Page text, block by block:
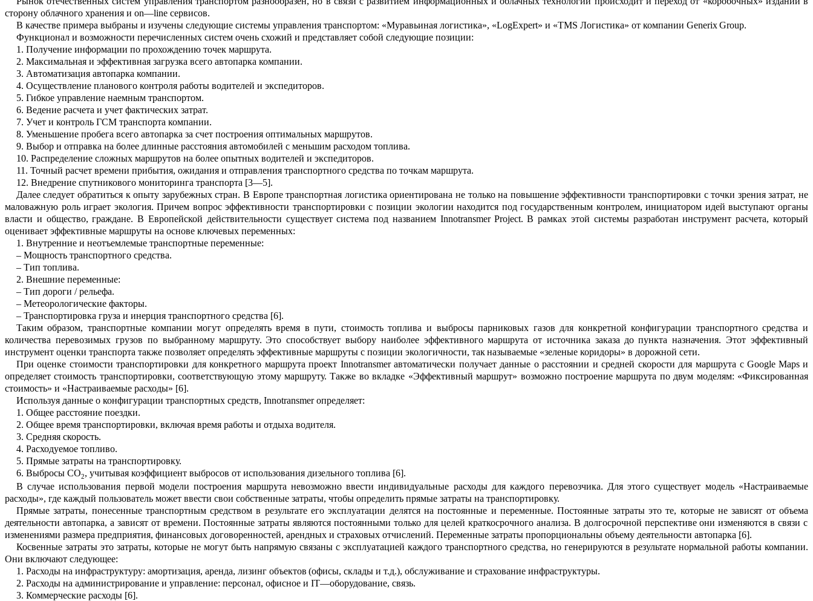
сторону облачного хранения и on—line сервисов.
В качестве примера выбраны и изучены следующие системы управления транспортом: «Муравьиная логистика», «LogExpert» и «TMS Логистика» от компании GenerixGroup.
Функционал и возможности перечисленных систем очень схожий и представляет собой следующие позиции:
1. Получение информации по прохождению точек маршрута.
2. Максимальная и эффективная загрузка всего автопарка компании.
3. Автоматизация автопарка компании.
4. Осуществление планового контроля работы водителей и экспедиторов.
5. Гибкое управление наемным транспортом.
6. Ведение расчета и учет фактических затрат.
7. Учет и контроль ГСМ транспорта компании.
8. Уменьшение пробега всего автопарка за счет построения оптимальных маршрутов.
9. Выбор и отправка на более длинные расстояния автомобилей с меньшим расходом топлива.
10. Распределение сложных маршрутов на более опытных водителей и экспедиторов.
11. Точный расчет времени прибытия, ожидания и отправления транспортного средства по точкам маршрута.
12. Внедрение спутникового мониторинга транспорта [3—5].
Далее следует обратиться к опыту зарубежных стран.В Европе транспортная логистика ориентирована не только на повышение эффективности транспортировки с точки зрения затрат, не
маловажную роль играет экология. Причем вопрос эффективности транспортировки с позиции экологии находится под государственным контролем, инициатором идей выступают органы
власти и общество, граждане. В Европейской действительности существует система под названием Innotransmer Project. В рамках этой системы разработан инструмент расчета, который
оценивает эффективные маршруты на основе ключевых переменных:
1. Внутренние и неотъемлемые транспортные переменные:
– Мощность транспортного средства.
– Тип топлива.
2. Внешние переменные:
– Тип дороги / рельефа.
– Метеорологические факторы.
– Транспортировка груза и инерция транспортного средства [6].
Таким образом, транспортные компании могут определять время в пути, стоимость топлива и выбросы парниковых газов для конкретной конфигурации транспортного средства и
количества перевозимых грузов по выбранному маршруту. Это способствует выбору наиболее эффективного маршрута отисточника заказа допункта назначения. Этот эффективный
инструмент оценки транспорта также позволяет определять эффективные маршруты с позиции экологичности, такназываемые «зеленые коридоры» в дорожной сети.
При оценке стоимости транспортировки для конкретного маршрута проект Innotransmerавтоматически получает данные о расстоянии и средней скорости для маршрута сGoogle Mapsи
определяет стоимость транспортировки, соответствующую этому маршруту. Также во вкладке «Эффективный маршрут» возможно построениемаршрута по двум моделям: «Фиксированная
стоимость» и «Настраиваемые расходы» [6].
Используя данные о конфигурации транспортных средств, Innotransmerопределяет:
1. Общее расстояние поездки.
2. Общее время транспортировки, включая время работы и отдыха водителя.
3. Средняя скорость.
4. Расходуемое топливо.
5. Прямые затраты на транспортировку.
6. Выбросы CO2, учитывая коэффициент выбросов от использования дизельного топлива [6].
В случае использования первой модели построения маршрута невозможно ввести индивидуальные расходы для каждого перевозчика. Для этого существует модель «Настраиваемые
расходы», где каждый пользователь может ввести свои собственные затраты, чтобы определить прямые затраты на транспортировку.
Прямые затраты, понесенные транспортным средством в результате его эксплуатации делятсянапостоянные и переменные.Постоянные затраты это те, которые независят от объема
деятельности автопарка, а зависят от времени. Постоянные затраты являются постоянными только для целей краткосрочного анализа. В долгосрочной перспективе они изменяются в связи с
изменениями размера предприятия, финансовых договоренностей, арендных и страховых отчислений. Переменные затраты пропорциональны объему деятельности автопарка [6].
Косвенные затратыэто затраты, которые не могутбыть напрямую связаны с эксплуатацией каждого транспортного средства, но генерируются в результате нормальной работы компании.
Они включают следующее:
1. Расходы на инфраструктуру: амортизация, аренда, лизинг объектов (офисы, склады и т.д.), обслуживаниеи страхованиеинфраструктуры.
2. Расходы на администрирование и управление: персонал, офисное и IT—оборудование, связь.
3. Коммерческие расходы [6].